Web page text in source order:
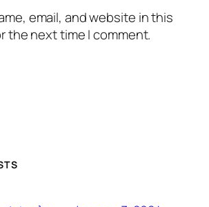
email, and website in this
the next time I comment.